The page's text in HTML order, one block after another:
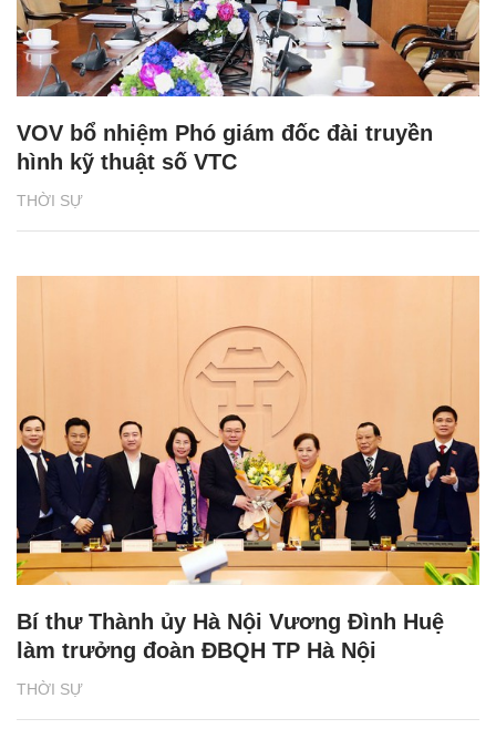
THỜI SỰ
VOV bổ nhiệm Phó giám đốc đài truyền
hình kỹ thuật số VTC
THỜI SỰ
Bí thư Thành ủy Hà Nội Vương Đình Huệ
làm trưởng đoàn ĐBQH TP Hà Nội